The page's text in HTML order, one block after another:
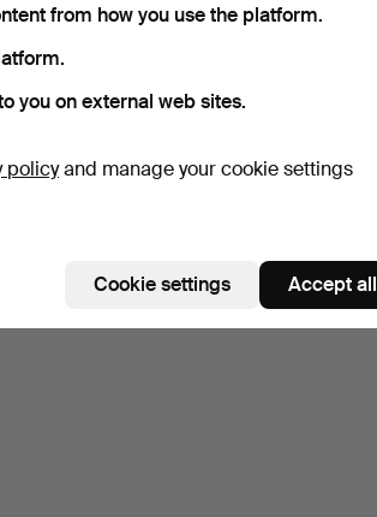
from how you use the platform.
you on external web sites.
policyand manage your cookie settings
Cookie settings Accept all